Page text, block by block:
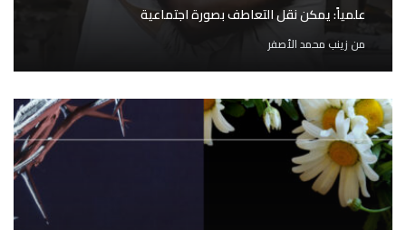
علمياً: يمكن نقل التعاطف بصورة اجتماعية
من زينب محمد الأصفر